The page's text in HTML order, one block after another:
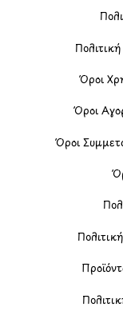
Όροι
Όροι
Όροι